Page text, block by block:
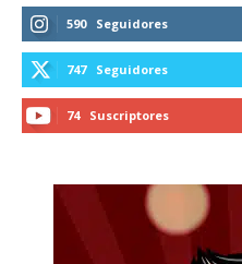
590 Seguidores
747 Seguidores
74 Suscriptores